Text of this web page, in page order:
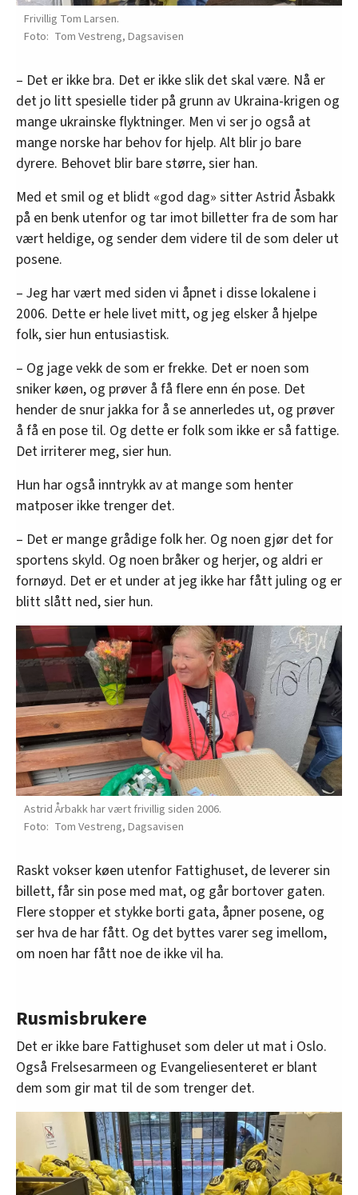
Frivillig Tom Larsen.
Tom Vestreng, Dagsavisen
– Det er ikke bra. Det er ikke slik det skal være. Nå er
det jo litt spesielle tider på grunn av Ukraina-krigen og
mange ukrainske flyktninger. Men vi ser jo også at
mange norske har behov for hjelp. Alt blir jo bare
dyrere. Behovet blir bare større, sier han.
Med et smil og et blidt «god dag» sitter Astrid Åsbakk
på en benk utenfor og tar imot billetter fra de som har
vært heldige, og sender dem videre til de som deler ut
posene.
– Jeg har vært med siden vi åpnet i disse lokalene i
2006. Dette er hele livet mitt, og jeg elsker å hjelpe
folk, sier hun entusiastisk.
– Og jage vekk de som er frekke. Det er noen som
sniker køen, og prøver å få flere enn én pose. Det
hender de snur jakka for å se annerledes ut, og prøver
å få en pose til. Og dette er folk som ikke er så fattige.
Det irriterer meg, sier hun.
Hun har også inntrykk av at mange som henter
matposer ikke trenger det.
– Det er mange grådige folk her. Og noen gjør det for
sportens skyld. Og noen bråker og herjer, og aldri er
fornøyd. Det er et under at jeg ikke har fått juling og er
blitt slått ned, sier hun.
Astrid Årbakk har vært frivillig siden 2006.
Tom Vestreng, Dagsavisen
Raskt vokser køen utenfor Fattighuset, de leverer sin
billett, får sin pose med mat, og går bortover gaten.
Flere stopper et stykke borti gata, åpner posene, og
ser hva de har fått. Og det byttes varer seg imellom,
om noen har fått noe de ikke vil ha.
Rusmisbrukere
Det er ikke bare Fattighuset som deler ut mat i Oslo.
Også Frelsesarmeen og Evangeliesenteret er blant
dem som gir mat til de som trenger det.